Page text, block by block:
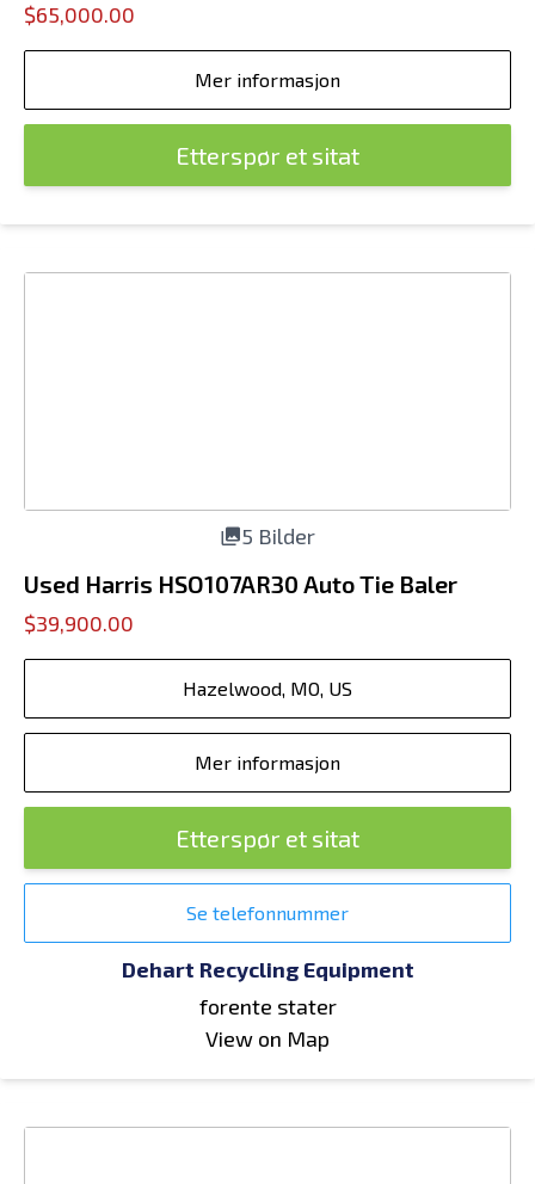
$65,000.00
Mer informasjon
Etterspør et sitat
5 Bilder
Used Harris HSO107AR30 Auto Tie Baler
$39,900.00
Hazelwood, MO, US
Mer informasjon
Etterspør et sitat
Se telefonnummer
Dehart Recycling Equipment
forente stater
View on Map